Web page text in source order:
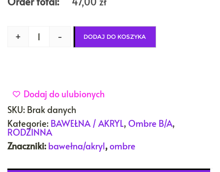
+ - DODAJ DO KOSZYKA
Dodaj do ulubionych
SKU: Brak danych
Kategorie: BAWEŁNA / AKRYL, Ombre B/A,
RODZINNA
Znaczniki: bawełna/akryl,ombre